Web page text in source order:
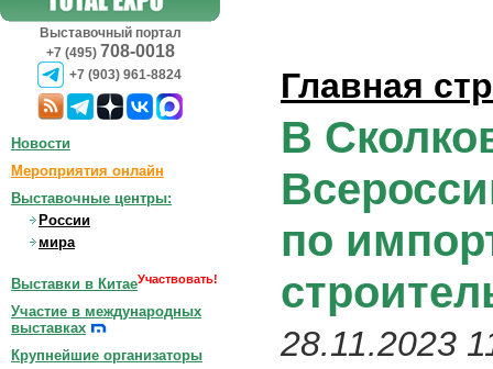
Выставочный портал
+7 (495) 708-0018
+7 (903) 961-8824 Главная
В
по
28.11.2023
Новости
Мероприятия онлайн
Выставочные центры:
России
мира
Выставки в КитаеУчаствовать!
Участие в международных
выставках
Крупнейшие организаторы